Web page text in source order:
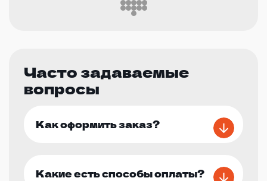
Часто задаваемые
вопросы
Как оформить заказ?
Какие есть способы оплаты?